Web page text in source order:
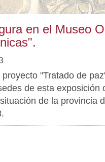
en el Museo
proyecto "Tratado de
de esta exposición
de la provincia